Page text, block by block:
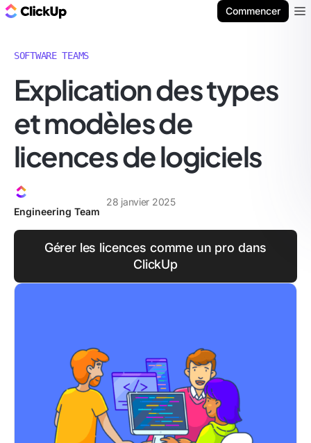
Commencer
SOFTWARE TEAMS
Explication des types
et modèles de
licences de logiciels
Engineering Team
28 janvier 2025
Gérer les licences comme un pro dans
ClickUp